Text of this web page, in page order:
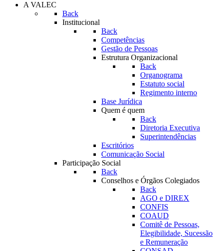
A VALEC
Back
Institucional
Back
Competências
Gestão de Pessoas
Estrutura Organizacional
Back
Organograma
Estatuto social
Regimento interno
Base Jurídica
Quem é quem
Back
Diretoria Executiva
Superintendências
Escritórios
Comunicação Social
Participação Social
Back
Conselhos e Órgãos Colegiados
Back
AGO e DIREX
CONFIS
COAUD
Comitê de Pessoas,
Elegibilidade, Sucessão
e Remuneração